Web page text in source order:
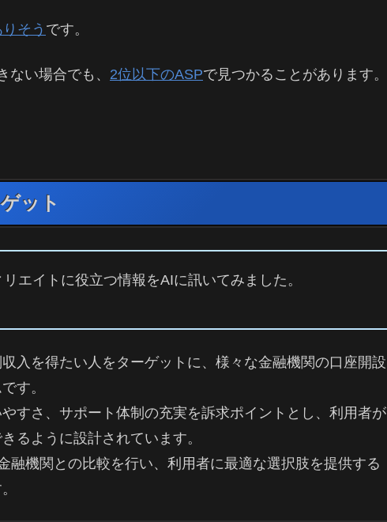
りそう です。
ない場合でも、 2位以下のASPで見つかることがあります。
ット
エイトに役立つ情報をAIに訊いてみました。
入を得たい人をターゲットに、様々な金融機関の口座開設
す。
すさ、サポート体制の充実を訴求ポイントとし、利用者が
るように設計されています。
融機関との比較を行い、利用者に最適な選択肢を提供する